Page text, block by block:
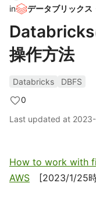
in
操作方法
Databricks
DBFS
0
Last updated at
How to work with
AWS [2023/1/25時